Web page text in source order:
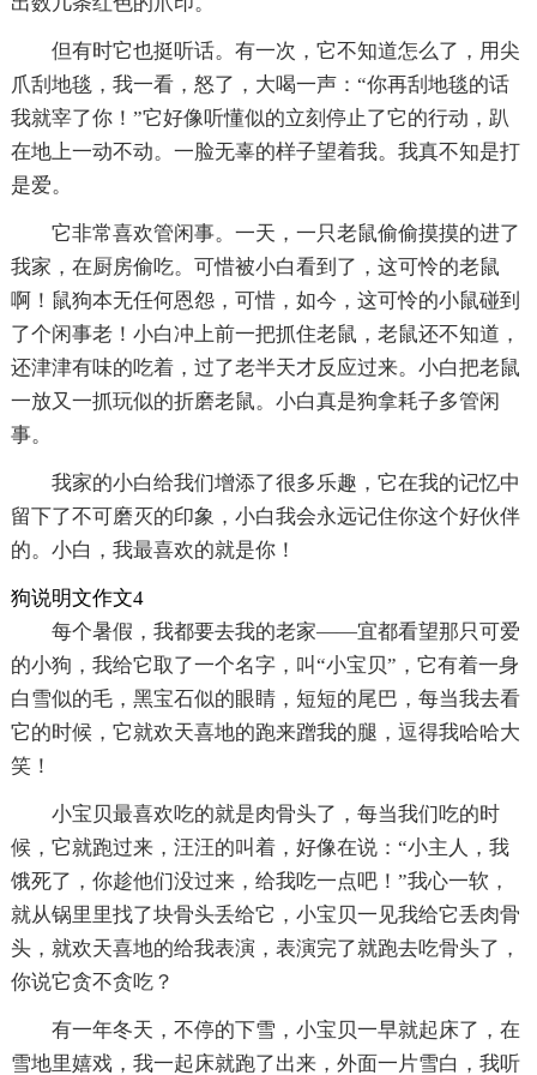
但有时它也挺听话。有一次，它不知道怎么了，用尖
爪刮地毯，我一看，怒了，大喝一声：“你再刮地毯的话
我就宰了你！”它好像听懂似的立刻停止了它的行动，趴
在地上一动不动。一脸无辜的样子望着我。我真不知是打
是爱。
它非常喜欢管闲事。一天，一只老鼠偷偷摸摸的进了
我家，在厨房偷吃。可惜被小白看到了，这可怜的老鼠
啊！鼠狗本无任何恩怨，可惜，如今，这可怜的小鼠碰到
了个闲事老！小白冲上前一把抓住老鼠，老鼠还不知道，
还津津有味的吃着，过了老半天才反应过来。小白把老鼠
一放又一抓玩似的折磨老鼠。小白真是狗拿耗子多管闲
事。
我家的小白给我们增添了很多乐趣，它在我的记忆中
留下了不可磨灭的印象，小白我会永远记住你这个好伙伴
的。小白，我最喜欢的就是你！
狗说明文作文4
每个暑假，我都要去我的老家——宜都看望那只可爱
的小狗，我给它取了一个名字，叫“小宝贝”，它有着一身
白雪似的毛，黑宝石似的眼睛，短短的尾巴，每当我去看
它的时候，它就欢天喜地的跑来蹭我的腿，逗得我哈哈大
笑！
小宝贝最喜欢吃的就是肉骨头了，每当我们吃的时
候，它就跑过来，汪汪的叫着，好像在说：“小主人，我
饿死了，你趁他们没过来，给我吃一点吧！”我心一软，
就从锅里里找了块骨头丢给它，小宝贝一见我给它丢肉骨
头，就欢天喜地的给我表演，表演完了就跑去吃骨头了，
你说它贪不贪吃？
有一年冬天，不停的下雪，小宝贝一早就起床了，在
雪地里嬉戏，我一起床就跑了出来，外面一片雪白，我听